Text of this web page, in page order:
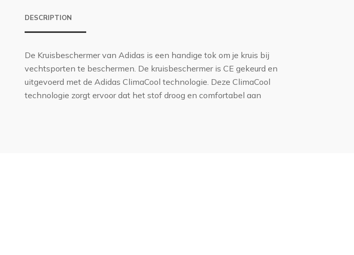
DESCRIPTION
De Kruisbeschermer van Adidas is een handige tok om je kruis bij
vechtsporten te beschermen. De kruisbeschermer is CE gekeurd en
uitgevoerd met de Adidas ClimaCool technologie. Deze ClimaCool
technologie zorgt ervoor dat het stof droog en comfortabel aan